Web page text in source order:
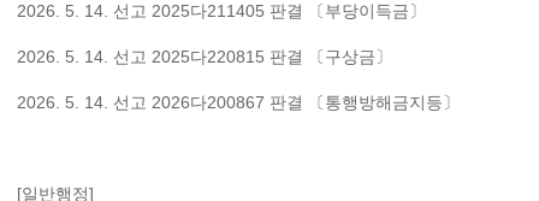
2026. 5. 14. 선고 2025다211405 판결 〔부당이득금〕
2026. 5. 14. 선고 2025다220815 판결 〔구상금〕
2026. 5. 14. 선고 2026다200867 판결 〔통행방해금지등〕
[일반행정]